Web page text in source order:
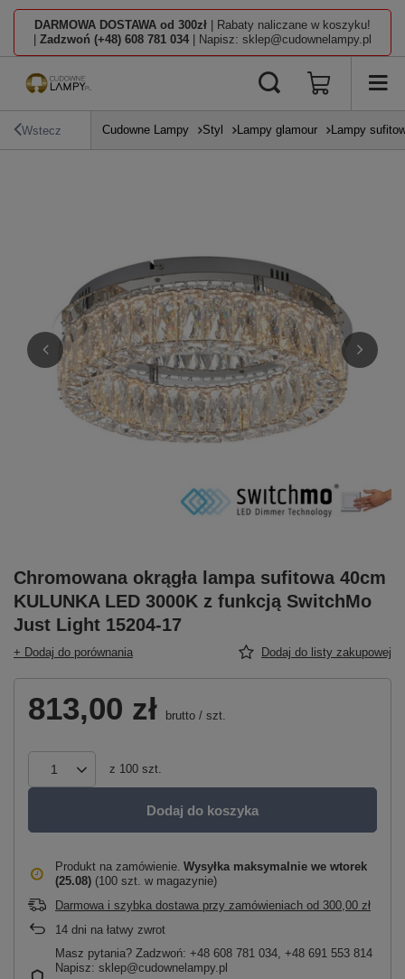
DARMOWA DOSTAWA od 300zł | Rabaty naliczane w koszyku!
Zadzwoń (+48) 608 781 034 | Napisz: sklep@cudownelampy.pl
Wstecz Cudowne Lampy Styl Lampy glamour Lampy
Chromowana okrągła lampa sufitowa 40cm
KULUNKA LED 3000K z funkcją SwitchMo
Just Light 15204-17
+ Dodaj do porównania Dodaj do listy zakupowej
813,00 zł brutto / szt.
z 100 szt.
Dodaj do koszyka
Produkt na zamówienie Wysyłka maksymalnie we wtorek
(25.08) (100 szt. w magazynie)
Darmowa i szybka dostawa przy zamówieniach od 300,00 zł
14 dni na łatwy zwrot
Masz pytania? Zadzwoń: +48 608 781 034, +48 691 553 814
Napisz: sklep@cudownelampy.pl